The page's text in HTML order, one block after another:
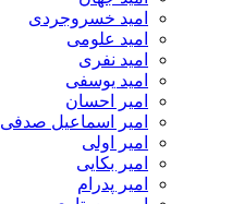
امید خسروجردی
امید علومی
امید نفری
امید یوسفی
امیر احسان
امیر اسماعیل صدفی
امیر اولی
امیر بکایی
امیر پدرام